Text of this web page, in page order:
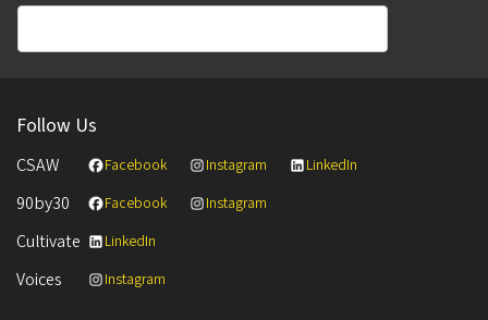
Follow Us
CSAW Facebook Instagram LinkedIn
90by30 Facebook Instagram
Cultivate LinkedIn
Voices Instagram